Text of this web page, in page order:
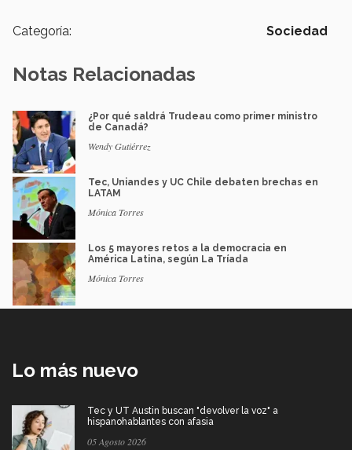
Categoría: Sociedad
Notas Relacionadas
¿Por qué saldrá Trudeau como primer ministro
de Canadá?
Wendy Gutiérrez
Tec, Uniandes y UC Chile debaten brechas en
LATAM
Mónica Torres
Los 5 mayores retos a la democracia en
América Latina, según La Tríada
Mónica Torres
Lo más nuevo
Tec y UT Austin buscan "devolver la voz" a
hispanohablantes con afasia
05 Agosto 2026